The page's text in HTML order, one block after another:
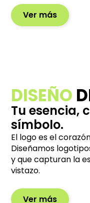
Ver más
DISEÑO
Tu esencia,
símbolo.
El logo es el
Diseñamos
y que capturan la
vistazo.
Ver más